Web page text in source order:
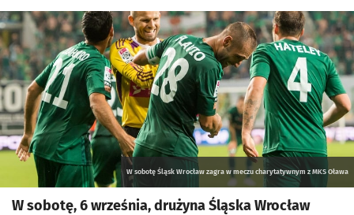
Kliknij, aby powiększyć
W sobotę Śląsk Wrocław zagra w meczu charytatywnym z MKS Oława
W sobotę, 6 września, drużyna Śląska Wrocław